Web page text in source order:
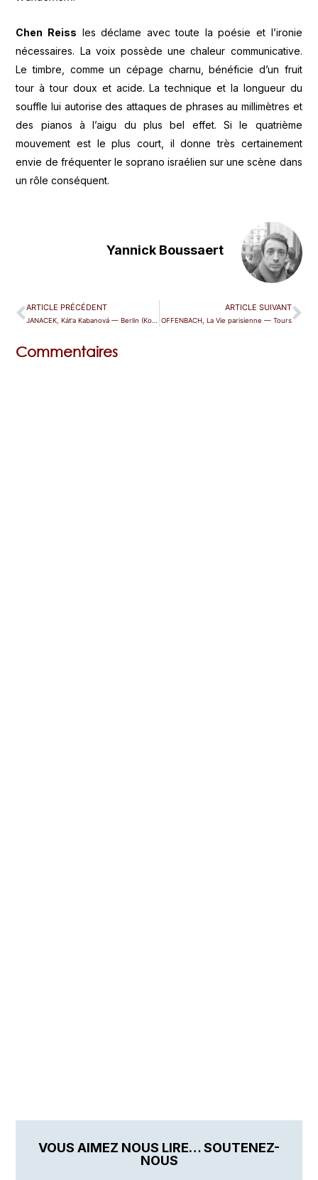
Chen Reiss les déclame avec toute la poésie et l’ironie
nécessaires. La voix possède une chaleur communicative.
Le timbre, comme un cépage charnu, bénéficie d’un fruit
tour à tour doux et acide. La technique et la longueur du
souffle lui autorise des attaques de phrases au millimètres et
des pianos à l’aigu du plus bel effet. Si le quatrième
mouvement est le plus court, il donne très certainement
envie de fréquenter le soprano israélien sur une scène dans
un rôle conséquent.
Yannick Boussaert
ARTICLE PRÉCÉDENT ARTICLE SUIVANT
OFFENBACH, La Vie parisienne — Tours
Commentaires
VOUS AIMEZ NOUS LIRE… SOUTENEZ-
NOUS